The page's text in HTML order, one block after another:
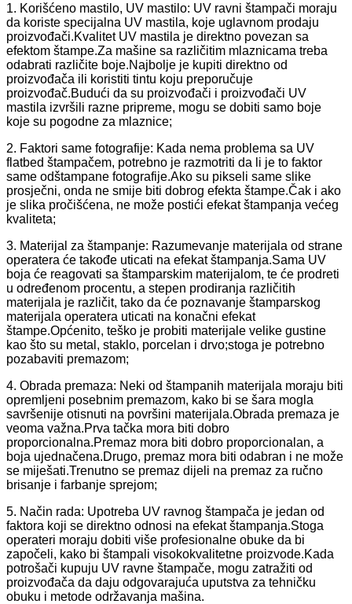
1. Korišćeno mastilo, UV mastilo: UV ravni štampači moraju
da koriste specijalna UV mastila, koje uglavnom prodaju
proizvođači.Kvalitet UV mastila je direktno povezan sa
efektom štampe.Za mašine sa različitim mlaznicama treba
odabrati različite boje.Najbolje je kupiti direktno od
proizvođača ili koristiti tintu koju preporučuje
proizvođač.Budući da su proizvođači i proizvođači UV
mastila izvršili razne pripreme, mogu se dobiti samo boje
koje su pogodne za mlaznice;
2. Faktori same fotografije: Kada nema problema sa UV
flatbed štampačem, potrebno je razmotriti da li je to faktor
same odštampane fotografije.Ako su pikseli same slike
prosječni, onda ne smije biti dobrog efekta štampe.Čak i ako
je slika pročišćena, ne može postići efekat štampanja većeg
kvaliteta;
3. Materijal za štampanje: Razumevanje materijala od strane
operatera će takođe uticati na efekat štampanja.Sama UV
boja će reagovati sa štamparskim materijalom, te će prodreti
u određenom procentu, a stepen prodiranja različitih
materijala je različit, tako da će poznavanje štamparskog
materijala operatera uticati na konačni efekat
štampe.Općenito, teško je probiti materijale velike gustine
kao što su metal, staklo, porcelan i drvo;stoga je potrebno
pozabaviti premazom;
4. Obrada premaza: Neki od štampanih materijala moraju biti
opremljeni posebnim premazom, kako bi se šara mogla
savršenije otisnuti na površini materijala.Obrada premaza je
veoma važna.Prva tačka mora biti dobro
proporcionalna.Premaz mora biti dobro proporcionalan, a
boja ujednačena.Drugo, premaz mora biti odabran i ne može
se miješati.Trenutno se premaz dijeli na premaz za ručno
brisanje i farbanje sprejom;
5. Način rada: Upotreba UV ravnog štampača je jedan od
faktora koji se direktno odnosi na efekat štampanja.Stoga
operateri moraju dobiti više profesionalne obuke da bi
započeli, kako bi štampali visokokvalitetne proizvode.Kada
potrošači kupuju UV ravne štampače, mogu zatražiti od
proizvođača da daju odgovarajuća uputstva za tehničku
obuku i metode održavanja mašina.